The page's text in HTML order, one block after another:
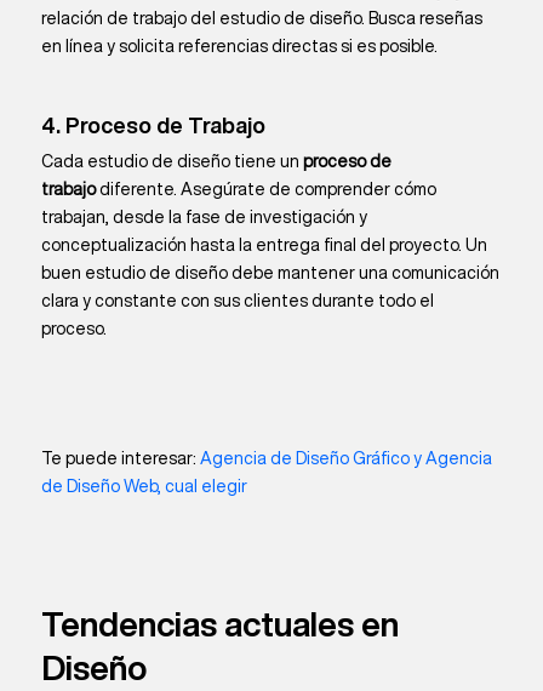
relación de trabajo del estudio de diseño. Busca reseñas
en línea y solicita referencias directas si es posible.
4. Proceso de Trabajo
Cada estudio de diseño tiene un proceso de
trabajodiferente. Asegúrate de comprender cómo
trabajan, desde la fase de investigación y
conceptualización hasta la entrega final del proyecto. Un
buen estudio de diseño debe mantener una comunicación
clara y constante con sus clientes durante todo el
proceso.
Te puede interesar: Agencia de Diseño Gráfico y Agencia
de Diseño Web, cual elegir
Tendencias actuales en
Diseño